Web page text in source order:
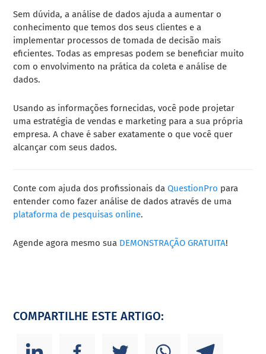
Sem dúvida, a análise de dados ajuda a aumentar o
conhecimento que temos dos seus clientes e a
implementar processos de tomada de decisão mais
eficientes. Todas as empresas podem se beneficiar muito
com o envolvimento na prática da coleta e análise de
dados.
Usando as informações fornecidas, você pode projetar
uma estratégia de vendas e marketing para a sua própria
empresa. A chave é saber exatamente o que você quer
alcançar com seus dados.
Conte com ajuda dos profissionais daQuestionPro para
entender como fazer análise de dados através de uma
plataforma de pesquisas online.
Agende agora mesmo sua DEMONSTRAÇÃO GRATUITA!
COMPARTILHE ESTE ARTIGO: